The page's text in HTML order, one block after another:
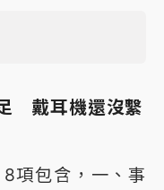
戴耳機還沒繫
8項包含，一、事